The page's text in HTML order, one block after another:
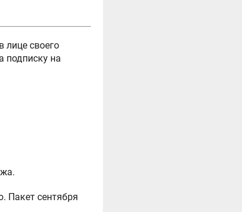
лице своего
подписку на
Пакет сентября